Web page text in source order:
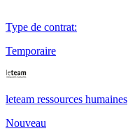
Type de contrat:
Temporaire
leteam ressources humaines
Nouveau